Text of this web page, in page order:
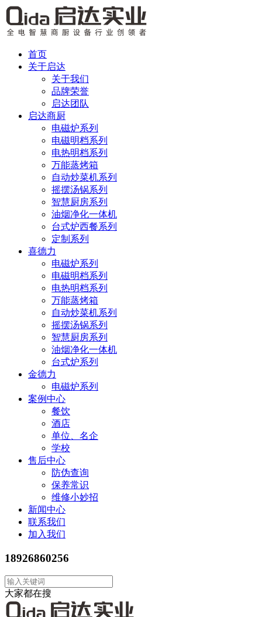
首页
关于启达
关于我们
品牌荣誉
启达团队
启达商厨
电磁炉系列
电磁明档系列
电热明档系列
万能蒸烤箱
自动炒菜机系列
摇摆汤锅系列
智慧厨房系列
油烟净化一体机
台式炉西餐系列
定制系列
喜德力
电磁炉系列
电磁明档系列
电热明档系列
万能蒸烤箱
自动炒菜机系列
摇摆汤锅系列
智慧厨房系列
油烟净化一体机
台式炉系列
金德力
电磁炉系列
案例中心
餐饮
酒店
单位、名企
学校
售后中心
防伪查询
保养常识
维修小妙招
新闻中心
联系我们
加入我们
18926860256
大家都在搜